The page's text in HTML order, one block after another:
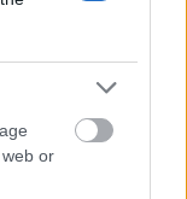
or